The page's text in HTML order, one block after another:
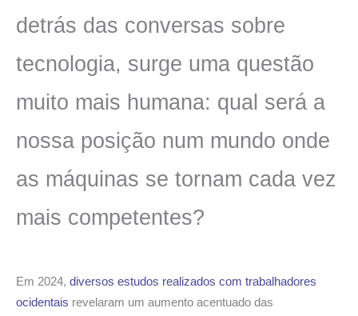
detrás das conversas sobre
tecnologia, surge uma questão
muito mais humana: qual será a
nossa posição num mundo onde
as máquinas se tornam cada vez
mais competentes?
Em 2024, diversos estudos realizados com trabalhadores
ocidentais revelaram um aumento acentuado das